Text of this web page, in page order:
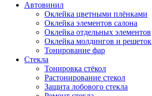
Автовинил
Оклейка цветными плёнками
Оклейка элементов салона
Оклейка отдельных элементов
Оклейка молдингов и решеток
Тонирование фар
Стекла
Тонировка стёкол
Растонирование стекол
Защита лобового стекла